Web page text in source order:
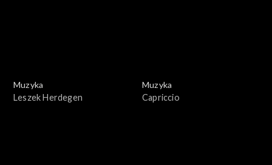
Muzyka
Leszek Herdegen
Muzyka
Capriccio